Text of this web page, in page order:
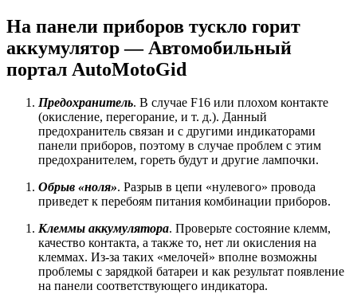
На панели приборов тускло горит
аккумулятор — Автомобильный
портал AutoMotoGid
Предохранитель. В случае F16 или плохом контакте
(окисление, перегорание, и т. д.). Данный
предохранитель связан и с другими индикаторами
панели приборов, поэтому в случае проблем с этим
предохранителем, гореть будут и другие лампочки.
Обрыв «ноля». Разрыв в цепи «нулевого» провода
приведет к перебоям питания комбинации приборов.
Клеммы аккумулятора. Проверьте состояние клемм,
качество контакта, а также то, нет ли окисления на
клеммах. Из-за таких «мелочей» вполне возможны
проблемы с зарядкой батареи и как результат появление
на панели соответствующего индикатора.